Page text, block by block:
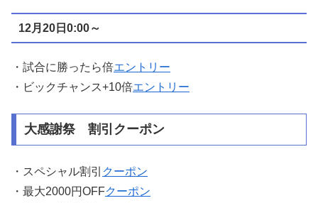
12月20日0:00～
・試合に勝ったら倍エントリー
・ビックチャンス+10倍エントリー
大感謝祭 割引クーポン
・スペシャル割引 クーポン
・最大2000円OFFクーポン